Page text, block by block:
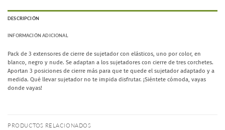
DESCRIPCIÓN
INFORMACIÓN ADICIONAL
Pack de 3 extensores de cierre de sujetador con elásticos, uno por color, en
blanco, negro y nude. Se adaptan a los sujetadores con cierre de tres corchetes.
Aportan 3 posiciones de cierre más para que te quede el sujetador adaptado y a
medida. Qué llevar sujetador no te impida disfrutar. ¡Siéntete cómoda, vayas
donde vayas!
PRODUCTOS RELACIONADOS